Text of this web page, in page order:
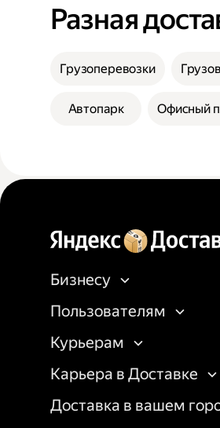
Разная
Грузоперевозки
Автопарк Офисный
Бизнесу
Пользователям
Курьерам
Карьера в Доставке
Доставка в вашем